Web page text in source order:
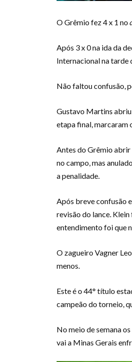
O Grêmio fez 4 x 1 no
Após 3 x 0 na ida da
Internacional na tarde
Não faltou confusão,
Gustavo Martins abriu
etapa final, marcaram
Antes do Grêmio abrir
no campo, mas
a penalidade.
Após breve confusão
revisão do lance.
entendimento foi que
O zagueiro Vagner
menos.
Este é o 44° título
campeão do torneio,
No meio de semana
vai a Minas Gerais